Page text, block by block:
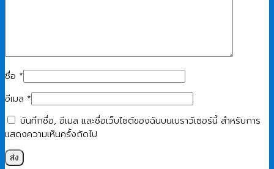
ชื่อ *
อีเมล *
บันทึกชื่อ, อีเมล และชื่อเว็บไซต์ของฉันบนเบราว์เซอร์นี้ สำหรับการ
แสดงความเห็นครั้งถัดไป